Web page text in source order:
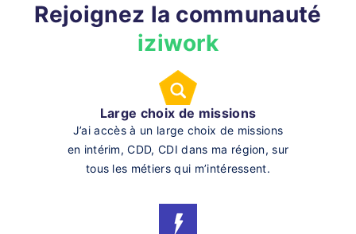
Rejoignez la communauté
iziwork
Large choix de missions
J’ai accès à un large choix de missions
en intérim, CDD, CDI dans ma région, sur
tous les métiers qui m’intéressent.